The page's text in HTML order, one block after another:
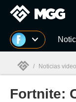
MGG
MGG
/ Noticias
Fortnite: